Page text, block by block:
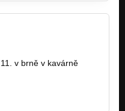
v brně v kavárně